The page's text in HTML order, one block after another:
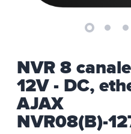
NVR 8
12V - DC,
AJAX
NVR08(B)-